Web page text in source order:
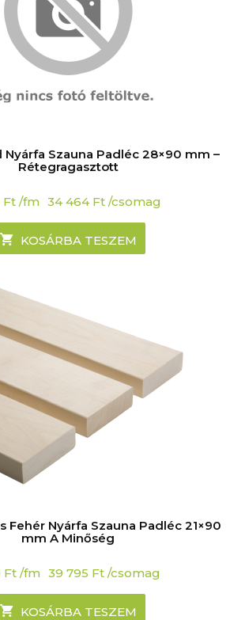
Szauna Padléc 28×90 mm –
Rétegragasztott
Ft /fm 34 464 Ft /csomag
KOSÁRBA TESZEM
Fehér Nyárfa Szauna Padléc 21×90
mm A Minőség
Ft /fm 39 795 Ft /csomag
KOSÁRBA TESZEM